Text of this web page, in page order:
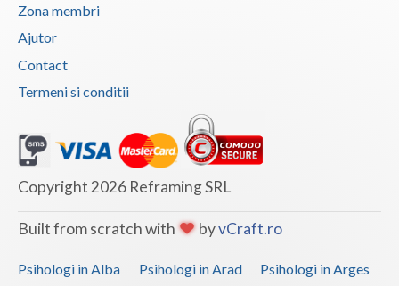
Vrancea
Zona membri
Ajutor
Contact
Termeni si conditii
Copyright 2026 Reframing SRL
Built from scratch with byvCraft.ro
Psihologi in Alba Psihologi in Arad
Psihologi in Arges